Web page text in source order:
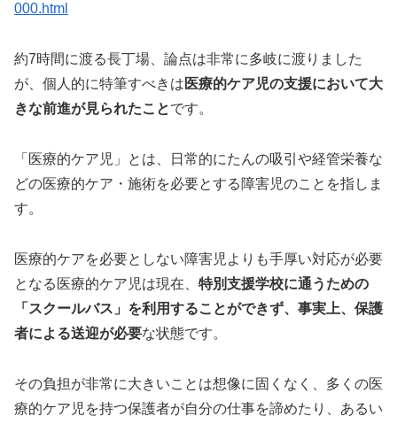
000.html
約7時間に渡る長丁場、論点は非常に多岐に渡りました
が、個人的に特筆すべきは 医療的ケア児の支援において大
きな前進が見られたことです。
「医療的ケア児」とは、日常的にたんの吸引や経管栄養な
どの医療的ケア・施術を必要とする障害児のことを指しま
す。
医療的ケアを必要としない障害児よりも手厚い対応が必要
となる医療的ケア児は現在、 特別支援学校に通うための
「スクールバス」を利用することができず、事実上、保護
者による送迎が必要な状態です。
その負担が非常に大きいことは想像に固くなく、多くの医
療的ケア児を持つ保護者が自分の仕事を諦めたり、あるい